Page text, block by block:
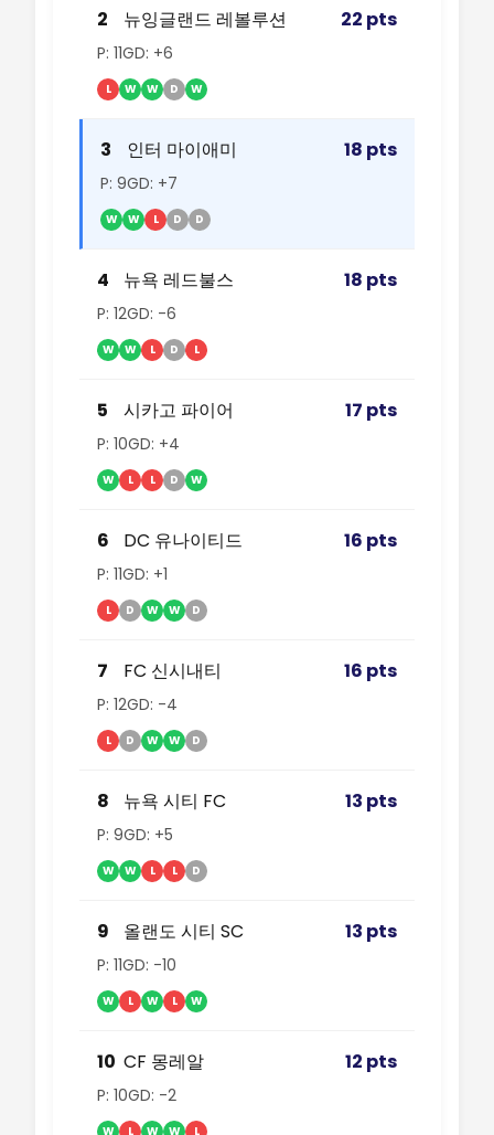
2 뉴잉글랜드 레볼루션 22 pts
P: 11GD: +6
L W W D W
3 인터 마이애미 18 pts
P: 9GD: +7
W W L D D
4 뉴욕 레드불스 18 pts
P: 12GD: -6
W W L D L
5 시카고 파이어 17 pts
P: 10GD: +4
W L L D W
6 DC 유나이티드 16 pts
P: 11GD: +1
L D W W D
7 FC 신시내티 16 pts
P: 12GD: -4
L D W W D
8 뉴욕 시티 FC 13 pts
P: 9GD: +5
W W L L D
9 올랜도 시티 SC 13 pts
P: 11GD: -10
W L W L W
10 CF 몽레알 12 pts
P: 10GD: -2
W L W W L